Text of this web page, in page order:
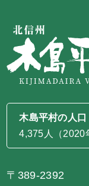
木島平村の人口
4,375人（2020
〒389-2392